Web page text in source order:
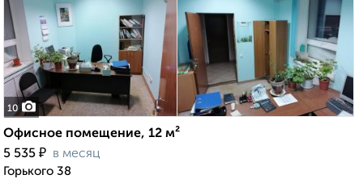
10
Офисное помещение, 12 м²
5 535 ₽ в месяц
Горького 38